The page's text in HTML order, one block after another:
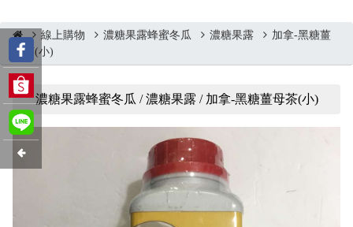
線上購物 濃糖果露蜂蜜冬瓜 濃糖果露
加拿-黑糖薑
母茶(小)
濃糖果露蜂蜜冬瓜 / 濃糖果露 / 加拿-黑糖薑母茶(小)